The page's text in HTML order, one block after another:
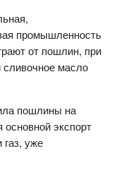
промышленность
от пошлин, при
масло
пошлины на
основной экспорт
уже